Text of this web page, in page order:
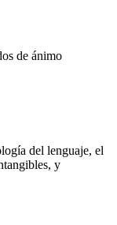
de ánimo
del lenguaje, el
y